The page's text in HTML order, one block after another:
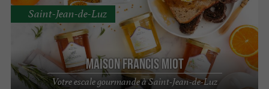
Maison Francis Miot
Votre escale gourmande à Saint-Jean-de-Luz
Saint-Jean-de-Luz